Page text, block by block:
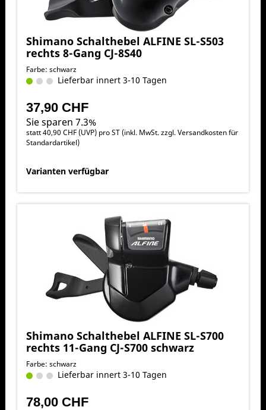
Shimano Schalthebel ALFINE SL-S503
rechts 8-Gang CJ-8S40
Farbe: schwarz
Lieferbar innert 3-10 Tagen
37,90 CHF
Sie sparen 7.3%
statt40,90 CHF(UVP) pro ST (inkl. MwSt. zzgl.Versandkosten für
Standardartikel)
Varianten verfügbar
Shimano Schalthebel ALFINE SL-S700
rechts 11-Gang CJ-S700 schwarz
Farbe: schwarz
Lieferbar innert 3-10 Tagen
78,00 CHF